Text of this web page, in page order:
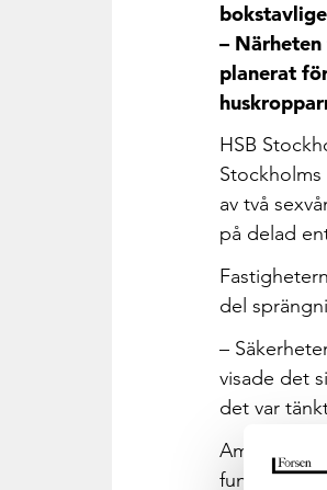
–
planerat
HSB
av två
på delad
del
–
visade det
det var
funnits få